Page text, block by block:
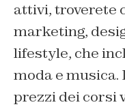
attivi, troverete
marketing,
lifestyle, che
moda e
prezzi dei corsi